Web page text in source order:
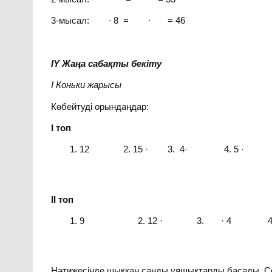
3-мысал: ∙ 8 = ∙ = 46
ІY Жаңа сабақты бекіту
І Коньки жарысы
Көбейтуді орындаңдар:
І топ
12 2. 15 · 3. 4· 4. 5 ·
ІI топ
9 2. 12 · 3. · 4 4.